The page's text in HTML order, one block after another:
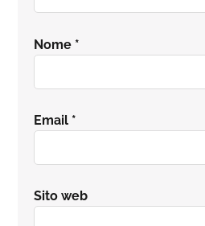
Nome *
Email *
Sito web